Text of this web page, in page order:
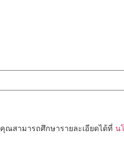
สามารถศึกษารายละเอียดได้ที่ น